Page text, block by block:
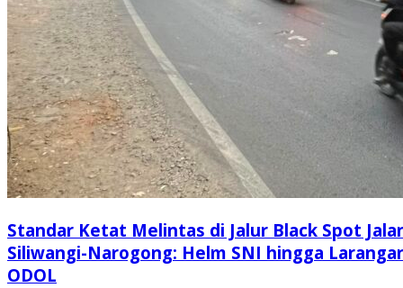
Standar Ketat Melintas di Jalur Black Spot
Siliwangi-Narogong: Helm SNI hingga
ODOL